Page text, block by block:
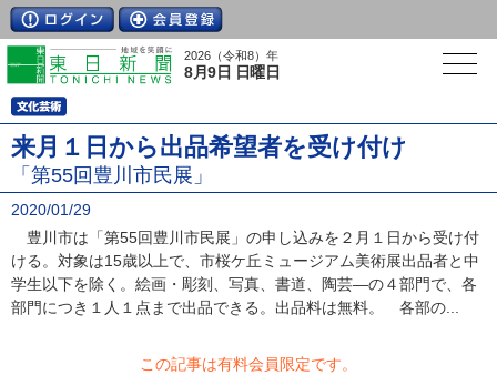
2026（令和8）年
8月9日 日曜日
来月１日から出品希望者を受け付け
「第55回豊川市民展」
2020/01/29
豊川市は「第55回豊川市民展」の申し込みを２月１日から受け付
ける。対象は15歳以上で、市桜ケ丘ミュージアム美術展出品者と中
学生以下を除く。絵画・彫刻、写真、書道、陶芸―の４部門で、各
部門につき１人１点まで出品できる。出品料は無料。 各部の...
この記事は有料会員限定です。